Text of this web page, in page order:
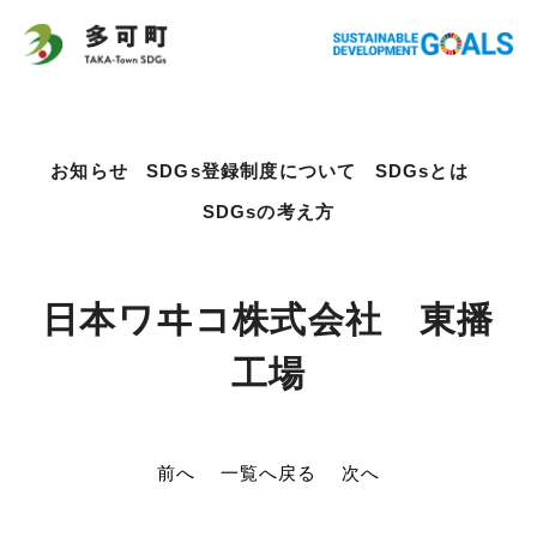
お知らせ SDGs登録制度について
SDGsとは
SDGsの考え方
日本ワヰコ株式会社 東播
工場
前へ 一覧へ戻る 次へ